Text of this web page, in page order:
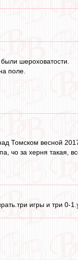
шероховатости.
поле.
весной
чо за херня такая,
игры и три 0-